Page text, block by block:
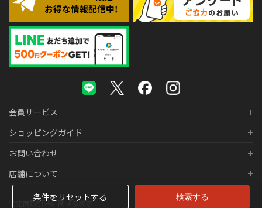
条件をリセットする
会員サービス
ショッピングガイド
お問い合わせ
店舗について
特定商取引法に関する表示